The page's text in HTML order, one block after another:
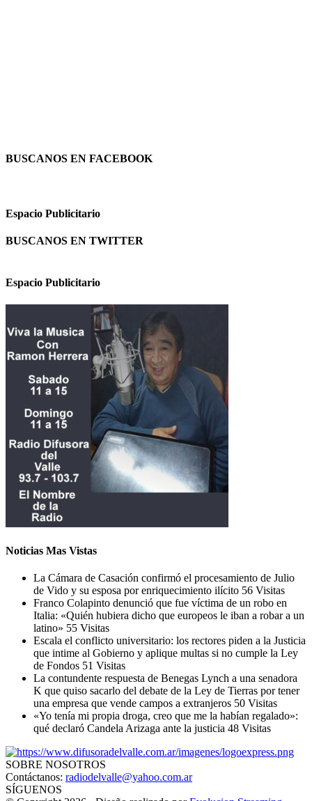
BUSCANOS EN FACEBOOK
Espacio Publicitario
BUSCANOS EN TWITTER
Espacio Publicitario
Noticias Mas Vistas
La Cámara de Casación confirmó el procesamiento de Julio
de Vido y su esposa por enriquecimiento ilícito 56 Visitas
Franco Colapinto denunció que fue víctima de un robo en
Italia: «Quién hubiera dicho que europeos le iban a robar a un
latino» 55 Visitas
Escala el conflicto universitario: los rectores piden a la Justicia
que intime al Gobierno y aplique multas si no cumple la Ley
de Fondos 51 Visitas
La contundente respuesta de Benegas Lynch a una senadora
K que quiso sacarlo del debate de la Ley de Tierras por tener
una empresa que vende campos a extranjeros 50 Visitas
«Yo tenía mi propia droga, creo que me la habían regalado»:
qué declaró Candela Arizaga ante la justicia 48 Visitas
SOBRE NOSOTROS
Contáctanos: radiodelvalle@yahoo.com.ar
SÍGUENOS